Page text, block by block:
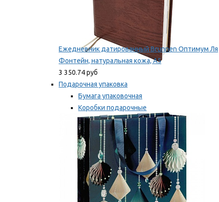
Ежедневник датированный Brunnen Оптимум Ля
Фонтейн, натуральная кожа, А5
3 350.74 руб
Подарочная упаковка
Бумага упаковочная
Коробки подарочные
Ленты, бобины
Мы рекомендуем